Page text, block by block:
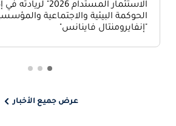
الاستثمار المستدام
الحوكمة البيئية والاجتماعية
"إنفايرومنتال فاينانس"
عرض جميع الأخبار